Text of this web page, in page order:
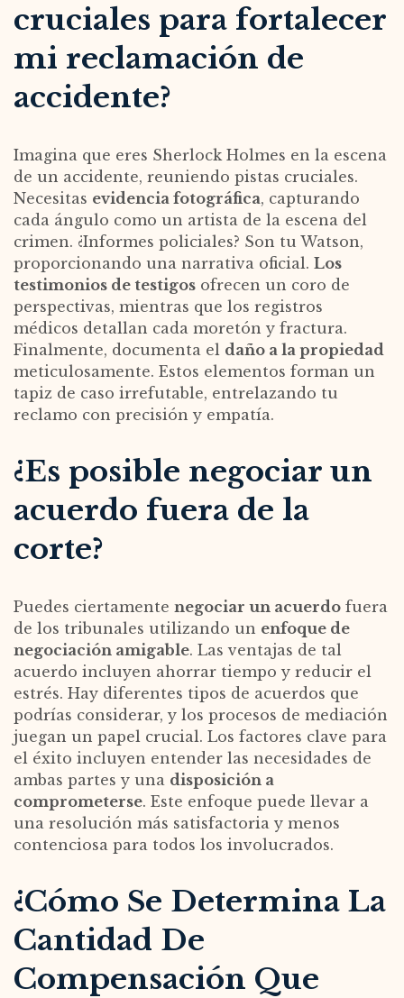
cruciales para fortalecer
mi reclamación de
accidente?
Imagina que eres Sherlock Holmes en la escena
de un accidente, reuniendo pistas cruciales.
Necesitas evidencia fotográfica, capturando
cada ángulo como un artista de la escena del
crimen. ¿Informes policiales? Son tu Watson,
proporcionando una narrativa oficial. Los
testimonios de testigos ofrecen un coro de
perspectivas, mientras que los registros
médicos detallan cada moretón y fractura.
Finalmente, documenta el daño a la propiedad
meticulosamente. Estos elementos forman un
tapiz de caso irrefutable, entrelazando tu
reclamo con precisión y empatía.
¿Es posible negociar un
acuerdo fuera de la
corte?
Puedes ciertamente negociar un acuerdo fuera
de los tribunales utilizando un enfoque de
negociación amigable. Las ventajas de tal
acuerdo incluyen ahorrar tiempo y reducir el
estrés. Hay diferentes tipos de acuerdos que
podrías considerar, y los procesos de mediación
juegan un papel crucial. Los factores clave para
el éxito incluyen entender las necesidades de
ambas partes y una disposición a
comprometerse. Este enfoque puede llevar a
una resolución más satisfactoria y menos
contenciosa para todos los involucrados.
¿Cómo Se Determina La
Cantidad De
Compensación Que